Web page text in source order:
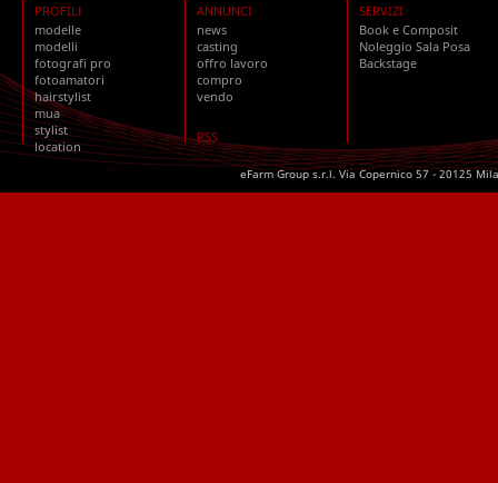
PROFILI
modelle
modelli
fotografi pro
fotoamatori
hairstylist
mua
stylist
location
ANNUNCI
news
casting
offro lavoro
compro
vendo
RSS
SERVIZI
Book e Composit
Noleggio Sala Posa
Backstage
eFarm Group s.r.l. Via Copernico 57 - 20125